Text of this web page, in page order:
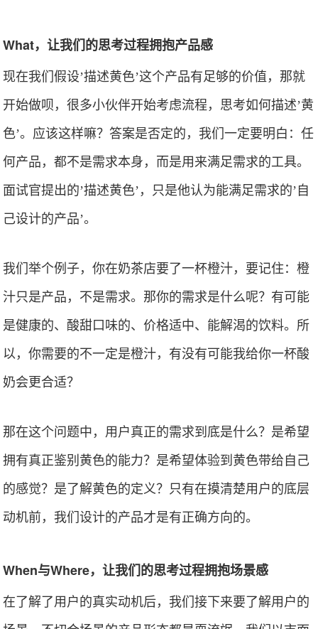
What，让我们的思考过程拥抱产品感
现在我们假设’描述黄色’这个产品有足够的价值，那就
开始做呗，很多小伙伴开始考虑流程，思考如何描述’黄
色’。应该这样嘛？答案是否定的，我们一定要明白：任
何产品，都不是需求本身，而是用来满足需求的工具。
面试官提出的’描述黄色’，只是他认为能满足需求的’自
己设计的产品’。
我们举个例子，你在奶茶店要了一杯橙汁，要记住：橙
汁只是产品，不是需求。那你的需求是什么呢？有可能
是健康的、酸甜口味的、价格适中、能解渴的饮料。所
以，你需要的不一定是橙汁，有没有可能我给你一杯酸
奶会更合适？
那在这个问题中，用户真正的需求到底是什么？是希望
拥有真正鉴别黄色的能力？是希望体验到黄色带给自己
的感觉？是了解黄色的定义？只有在摸清楚用户的底层
动机前，我们设计的产品才是有正确方向的。
When与Where，让我们的思考过程拥抱场景感
在了解了用户的真实动机后，我们接下来要了解用户的